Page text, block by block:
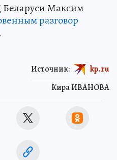
Максим
разговор
.
Кира ИВАНОВА
Источник: kp.ru